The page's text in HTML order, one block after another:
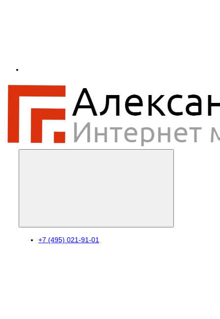
+7 (495) 021-91-01